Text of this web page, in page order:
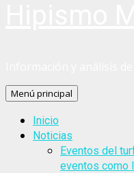
Menú principal
Inicio
Noticias
Eventos del
eventos como